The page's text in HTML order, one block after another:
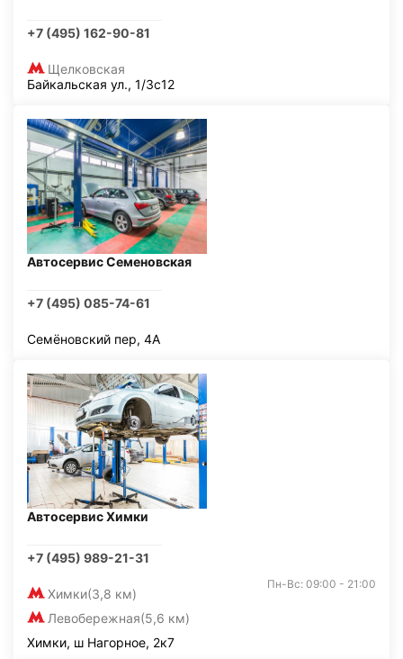
+7 (495) 162-90-81
Щелковская
Байкальская ул., 1/3с12
Автосервис Семеновская
+7 (495) 085-74-61
Семёновский пер, 4А
Автосервис Химки
+7 (495) 989-21-31
Химки(3,8 км)
Левобережная(5,6 км)
Пн-Вс: 09:00 - 21:00
Химки, ш Нагорное, 2к7